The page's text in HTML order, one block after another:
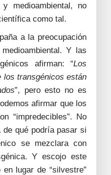
medioambiental, no
como tal.
a la preocupación
Y las
afirman: “Los
los transgénicos están
”, pero esto no es
afirmar que los
“impredecibles”. No
de qué podría pasar si
se mezclara con
Y escojo este
lugar de “silvestre”